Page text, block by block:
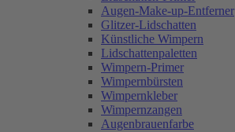
Augen-Make-up-Entferner
Glitzer-Lidschatten
Künstliche Wimpern
Lidschattenpaletten
Wimpern-Primer
Wimpernbürsten
Wimpernkleber
Wimpernzangen
Augenbrauenfarbe